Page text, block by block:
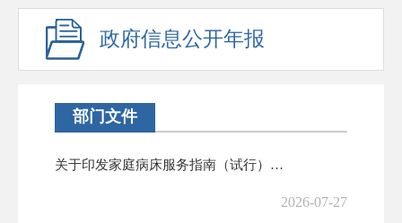
政府信息公开年报
部门文件
关于印发家庭病床服务指南（试行）的通知
2026-07-27